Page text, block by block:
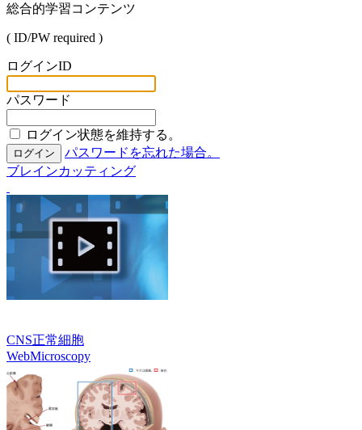
総合的学習コンテンツ
( ID/PW required )
ログインID
パスワード
ログイン状態を維持する。
ログイン
パスワードを忘れた場合。
ブレインカッティング
CNS正常細胞
WebMicroscopy